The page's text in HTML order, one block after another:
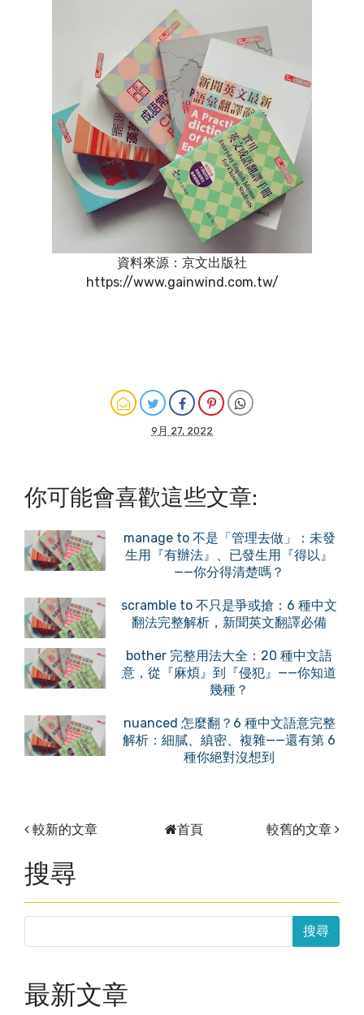
資料來源：京文出版社
https://www.gainwind.com.tw/
9月 27, 2022
你可能會喜歡這些文章:
manage to 不是「管理去做」：未發
生用『有辦法』、已發生用『得以』
——你分得清楚嗎？
scramble to 不只是爭或搶：6 種中文
翻法完整解析，新聞英文翻譯必備
bother 完整用法大全：20 種中文語
意，從『麻煩』到『侵犯』——你知道
幾種？
nuanced 怎麼翻？6 種中文語意完整
解析：細膩、縝密、複雜——還有第 6
種你絕對沒想到
較新的文章 較舊的文章
首頁
搜尋
最新文章